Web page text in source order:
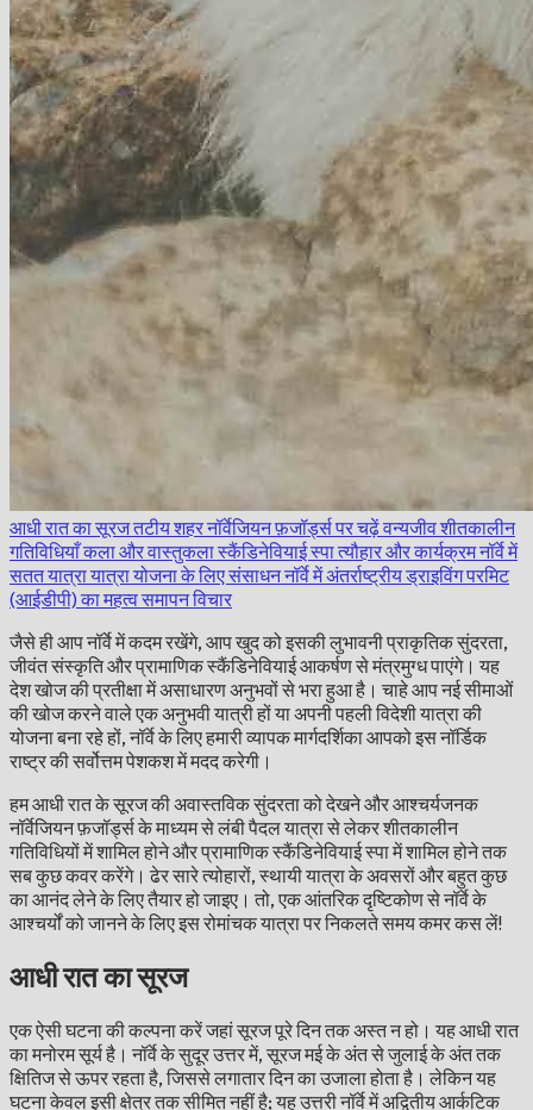
आधी रात का सूरजतटीय शहरनॉर्वेजियन फ़जॉर्ड्स पर चढ़ेंवन्यजीवशीतकालीन
गतिविधियाँकला और वास्तुकलास्कैंडिनेवियाई स्पात्यौहार और कार्यक्रमनॉर्वे में
सतत यात्रायात्रा योजना के लिए संसाधननॉर्वे में अंतर्राष्ट्रीय ड्राइविंग परमिट
(आईडीपी) का महत्वसमापन विचार
जैसे ही आप नॉर्वे में कदम रखेंगे, आप खुद को इसकी लुभावनी प्राकृतिक सुंदरता,
जीवंत संस्कृति और प्रामाणिक स्कैंडिनेवियाई आकर्षण से मंत्रमुग्ध पाएंगे। यह
देश खोज की प्रतीक्षा में असाधारण अनुभवों से भरा हुआ है। चाहे आप नई सीमाओं
की खोज करने वाले एक अनुभवी यात्री हों या अपनी पहली विदेशी यात्रा की
योजना बना रहे हों, नॉर्वे के लिए हमारी व्यापक मार्गदर्शिका आपको इस नॉर्डिक
राष्ट्र की सर्वोत्तम पेशकश में मदद करेगी।
हम आधी रात के सूरज की अवास्तविक सुंदरता को देखने और आश्चर्यजनक
नॉर्वेजियन फ़जॉर्ड्स के माध्यम से लंबी पैदल यात्रा से लेकर शीतकालीन
गतिविधियों में शामिल होने और प्रामाणिक स्कैंडिनेवियाई स्पा में शामिल होने तक
सब कुछ कवर करेंगे। ढेर सारे त्योहारों, स्थायी यात्रा के अवसरों और बहुत कुछ
का आनंद लेने के लिए तैयार हो जाइए। तो, एक आंतरिक दृष्टिकोण से नॉर्वे के
आश्चर्यों को जानने के लिए इस रोमांचक यात्रा पर निकलते समय कमर कस लें!
आधी रात का सूरज
एक ऐसी घटना की कल्पना करें जहां सूरज पूरे दिन तक अस्त न हो। यह आधी रात
का मनोरम सूर्य है। नॉर्वे के सुदूर उत्तर में, सूरज मई के अंत से जुलाई के अंत तक
क्षितिज से ऊपर रहता है, जिससे लगातार दिन का उजाला होता है। लेकिन यह
घटना केवल इसी क्षेत्र तक सीमित नहीं है; यह उत्तरी नॉर्वे में अद्वितीय आर्कटिक